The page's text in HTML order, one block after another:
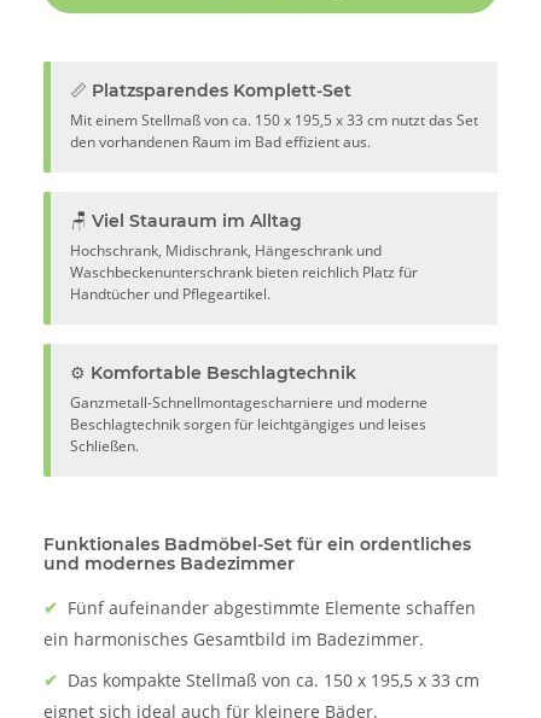
📏 Platzsparendes Komplett-Set
Mit einem Stellmaß von ca. 150 x 195,5 x 33 cm nutzt das Set
den vorhandenen Raum im Bad effizient aus.
🪑 Viel Stauraum im Alltag
Hochschrank, Midischrank, Hängeschrank und
Waschbeckenunterschrank bieten reichlich Platz für
Handtücher und Pflegeartikel.
⚙️ Komfortable Beschlagtechnik
Ganzmetall-Schnellmontagescharniere und moderne
Beschlagtechnik sorgen für leichtgängiges und leises
Schließen.
Funktionales Badmöbel-Set für ein ordentliches
und modernes Badezimmer
✔ Fünf aufeinander abgestimmte Elemente schaffen
ein harmonisches Gesamtbild im Badezimmer.
✔ Das kompakte Stellmaß von ca. 150 x 195,5 x 33 cm
eignet sich ideal auch für kleinere Bäder.